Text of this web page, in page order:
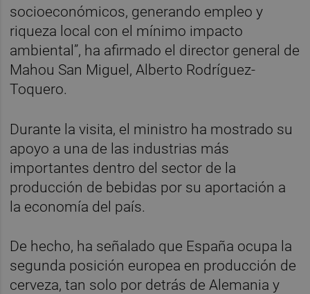
socioeconómicos, generando empleo y
riqueza local con el mínimo impacto
ambiental”, ha afirmado el director general de
Mahou San Miguel, Alberto Rodríguez-
Toquero.
Durante la visita, el ministro ha mostrado su
apoyo a una de las industrias más
importantes dentro del sector de la
producción de bebidas por su aportación a
la economía del país.
De hecho, ha señalado que España ocupa la
segunda posición europea en producción de
cerveza, tan solo por detrás de Alemania y